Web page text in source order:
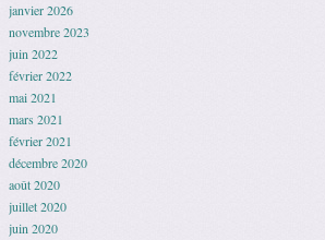
janvier 2026
novembre 2023
juin 2022
février 2022
mai 2021
mars 2021
février 2021
décembre 2020
août 2020
juillet 2020
juin 2020